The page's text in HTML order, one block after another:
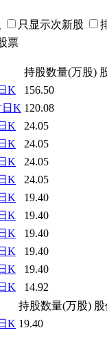
只显示次新股
票
持股数量(万股)
K
156.50
日K 120.08
K
24.05
K
24.05
K
24.05
K
24.05
K
19.40
K
19.40
K
19.40
K
19.40
K
19.40
K
14.92
持股数量(万股)
K 19.40